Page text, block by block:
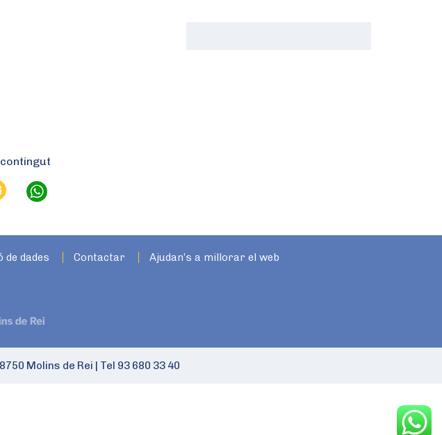
de dades Contactar Ajudan’s a millorar el web
Molins de Rei Tel 93 680 33 40